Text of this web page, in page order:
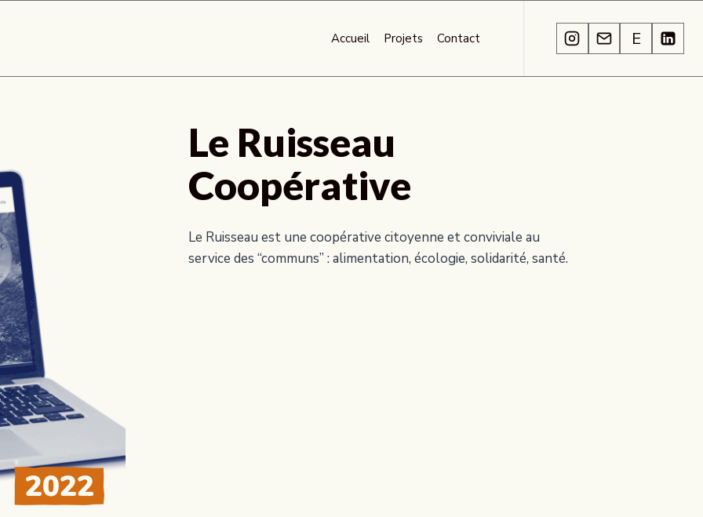
Accueil Projets Contact E
Le Ruisseau
Coopérative
Le Ruisseau est une coopérative citoyenne et conviviale au
service des “communs” : alimentation, écologie, solidarité, santé.